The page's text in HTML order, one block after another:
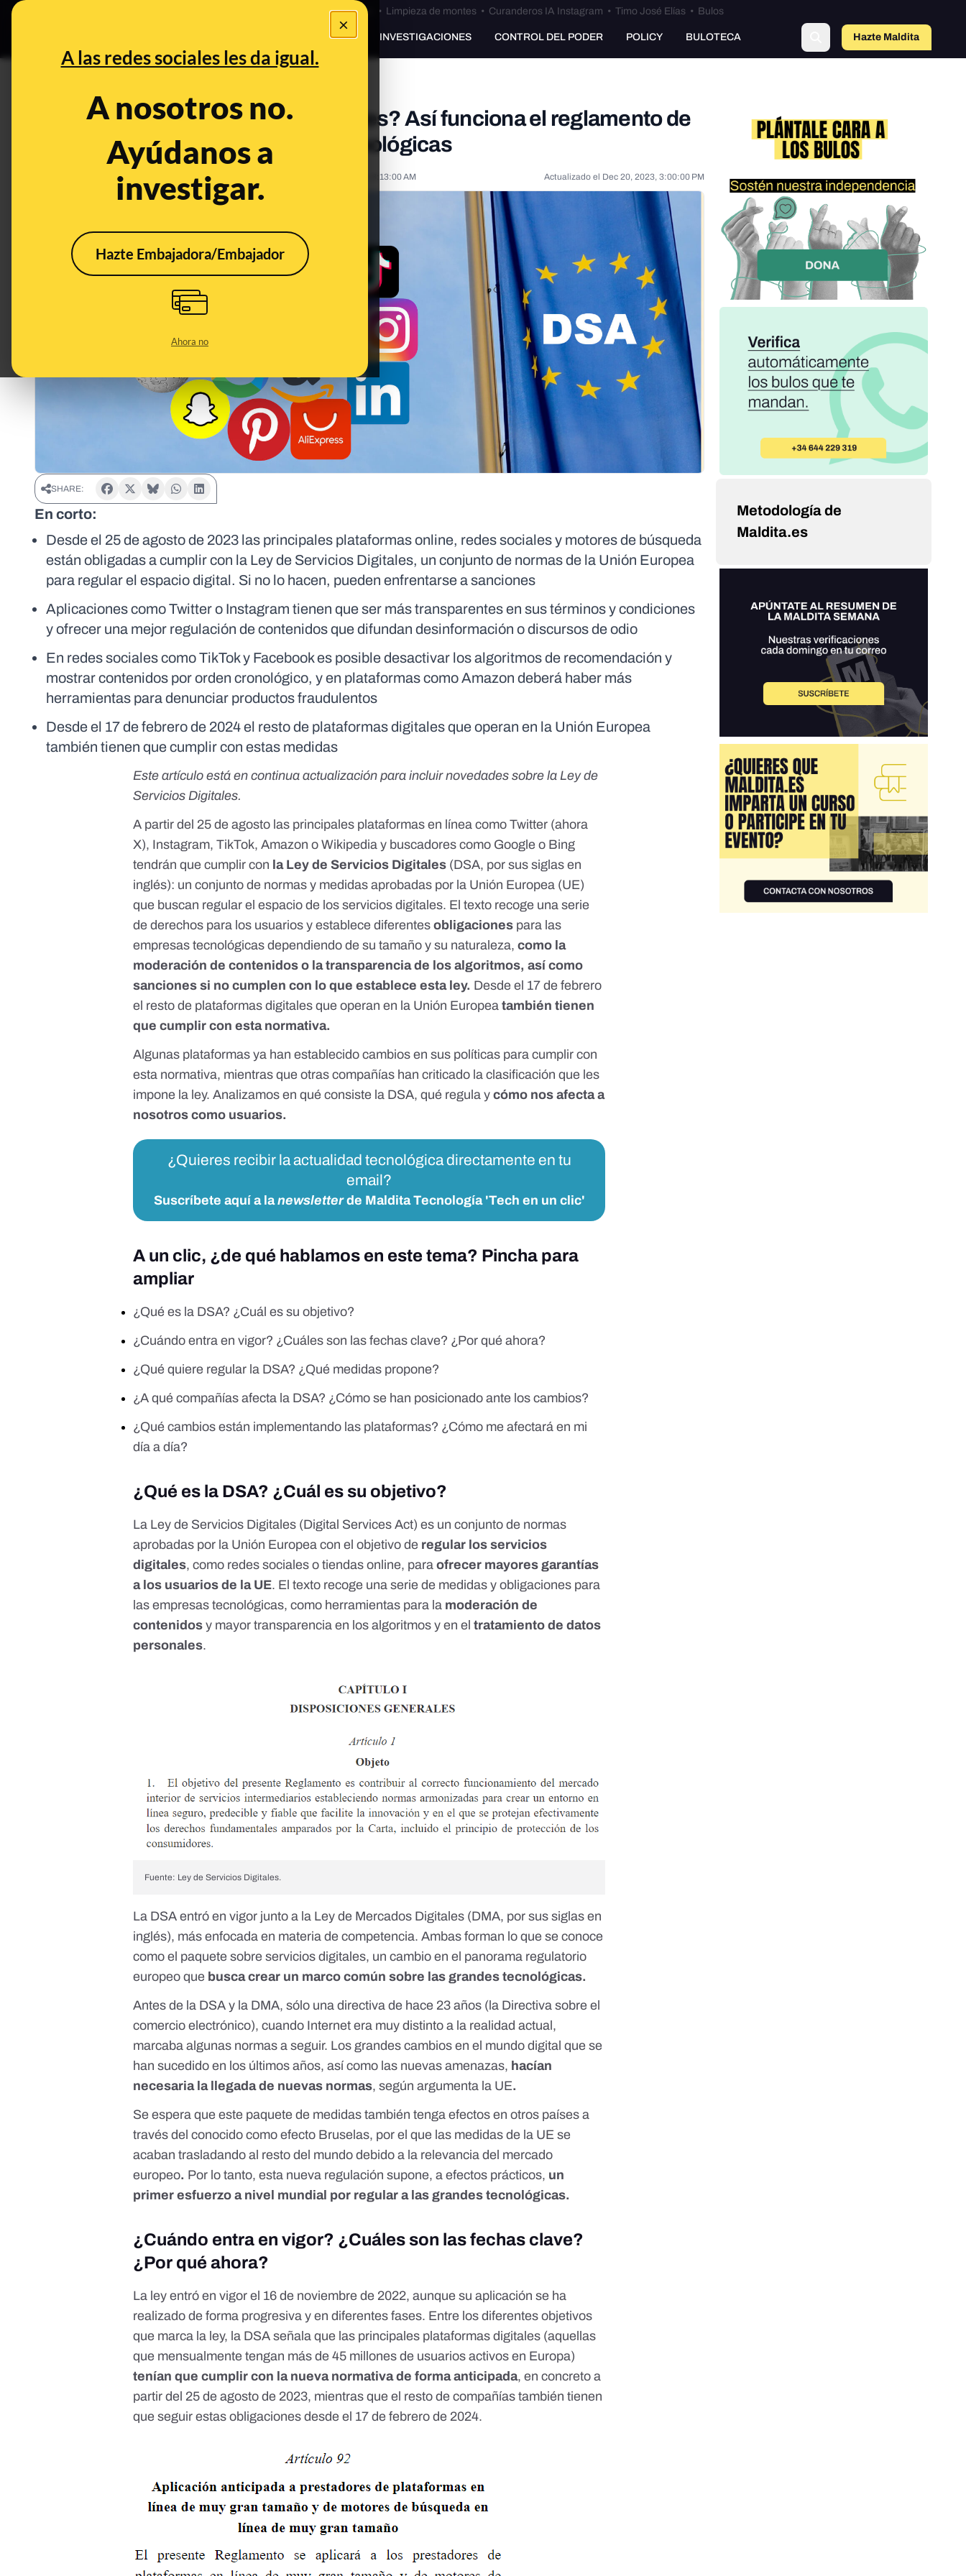
×
A las redes sociales les da igual.
A nosotros no.
Ayúdanos a
investigar.
Hazte Embajadora/Embajador
Ahora no
Bulos Ceuta • Limpieza de montes• Curanderos IA Instagram • Timo José Elías• Bulos
PREBUNKING INVESTIGACIONES CONTROL DEL PODER POLICY BULOTECA Hazte Maldito
¿Qué es la Ley de Servicios Digitales? Así funciona el reglamento de
la UE que regula a las grandes tecnológicas
Tecnología Aug 24, 2023, 8:13:00 AM Actualizado el Dec 20, 2023, 3:00:00 PM
SHARE:
En corto:
Desde el 25 de agosto de 2023 las principales plataformas online, redes sociales y motores de búsqueda
están obligadas a cumplir con la Ley de Servicios Digitales, un conjunto de normas de la Unión Europea
para regular el espacio digital. Si no lo hacen, pueden enfrentarse a sanciones
Aplicaciones como Twitter o Instagram tienen que ser más transparentes en sus términos y condiciones
y ofrecer una mejor regulación de contenidos que difundan desinformación o discursos de odio
En redes sociales como TikTok y Facebook es posible desactivar los algoritmos de recomendación y
mostrar contenidos por orden cronológico, y en plataformas como Amazon deberá haber más
herramientas para denunciar productos fraudulentos
Desde el 17 de febrero de 2024 el resto de plataformas digitales que operan en la Unión Europea
también tienen que cumplir con estas medidas
Este artículo está en continua actualización para incluir novedades sobre la Ley de
Servicios Digitales.
A partir del 25 de agosto las principales plataformas en línea como Twitter (ahora
X), Instagram, TikTok, Amazon o Wikipedia y buscadores como Google o Bing
tendrán que cumplir con la Ley de Servicios Digitales (DSA, por sus siglas en
inglés): un conjunto de normas y medidas aprobadas por la Unión Europea (UE)
que buscan regular el espacio de los servicios digitales. El texto recoge una serie
de derechos para los usuarios y establece diferentesobligaciones para las
empresas tecnológicas dependiendo de su tamaño y su naturaleza,como la
moderación de contenidos o la transparencia de los algoritmos, así como
sanciones si no cumplen con lo que establece esta ley. Desde el 17 de febrero
el resto de plataformas digitales que operan en la Unión Europeatambién tienen
que cumplir con esta normativa.
Algunas plataformas ya han establecidocambios en sus políticas para cumplir con
esta normativa, mientras que otras compañías han criticado la clasificación que les
impone la ley. Analizamos en qué consiste la DSA, qué regula ycómo nos afecta a
nosotros como usuarios.
¿Quieres recibir la actualidad tecnológica directamente en tu
email?
Suscríbete aquí a lanewsletterde Maldita Tecnología 'Tech en un clic'
A un clic, ¿de qué hablamos en este tema? Pincha para
ampliar
¿Qué es la DSA? ¿Cuál es su objetivo?
¿Cuándo entra en vigor? ¿Cuáles son las fechas clave? ¿Por qué ahora?
¿Qué quiere regular la DSA? ¿Qué medidas propone?
¿A qué compañías afecta la DSA? ¿Cómo se han posicionado ante los cambios?
¿Qué cambios están implementando las plataformas? ¿Cómo me afectará en mi
día a día?
¿Qué es la DSA? ¿Cuál es su objetivo?
La Ley de Servicios Digitales (Digital Services Act) es un conjunto de normas
aprobadas por la Unión Europea con el objetivo de regular los servicios
digitales, como redes sociales o tiendas online, paraofrecer mayores garantías
a los usuarios de la UE. El texto recoge una serie de medidas y obligaciones para
las empresas tecnológicas, como herramientas para la moderación de
contenidos y mayortransparencia en los algoritmos y en eltratamiento de datos
personales.
Fuente: Ley de Servicios Digitales.
La DSA entró en vigor junto a la Ley de Mercados Digitales (DMA, por sus siglas en
inglés), más enfocada en materia de competencia. Ambas forman lo que se conoce
como el paquete sobre servicios digitales, un cambio en el panorama regulatorio
europeo que busca crear un marco común sobre las grandes tecnológicas.
Antes de la DSA y la DMA, sólo una directiva de hace 23 años (la Directiva sobre el
comercio electrónico), cuando Internet era muy distinto a la realidad actual,
marcaba algunas normas a seguir. Los grandes cambios en el mundo digital que se
han sucedido en los últimos años, así como las nuevas amenazas, hacían
necesaria la llegada de nuevas normas,según argumenta la UE.
Se espera que este paquete de medidas también tenga efectos en otros países a
través del conocido comoefecto Bruselas, por el que las medidas de la UE se
acaban trasladando al resto del mundo debido a la relevancia del mercado
europeo. Por lo tanto, esta nueva regulación supone, a efectos prácticos, un
primer esfuerzo a nivel mundial por regular a las grandes tecnológicas.
¿Cuándo entra en vigor? ¿Cuáles son las fechas clave?
¿Por qué ahora?
La leyentró en vigor el 16 de noviembre de 2022, aunque su aplicación se ha
realizado de forma progresiva y en diferentes fases. Entre los diferentes objetivos
que marca la ley, la DSA señala que las principales plataformas digitales (aquellas
que mensualmente tengan más de 45 millones de usuarios activos en Europa)
tenían que cumplir con la nueva normativa de forma anticipada,en concreto a
partir del 25 de agosto de 2023, mientras que el resto de compañías también tienen
que seguir estas obligaciones desde el 17 de febrero de 2024.
Metodología de
Maldita.es